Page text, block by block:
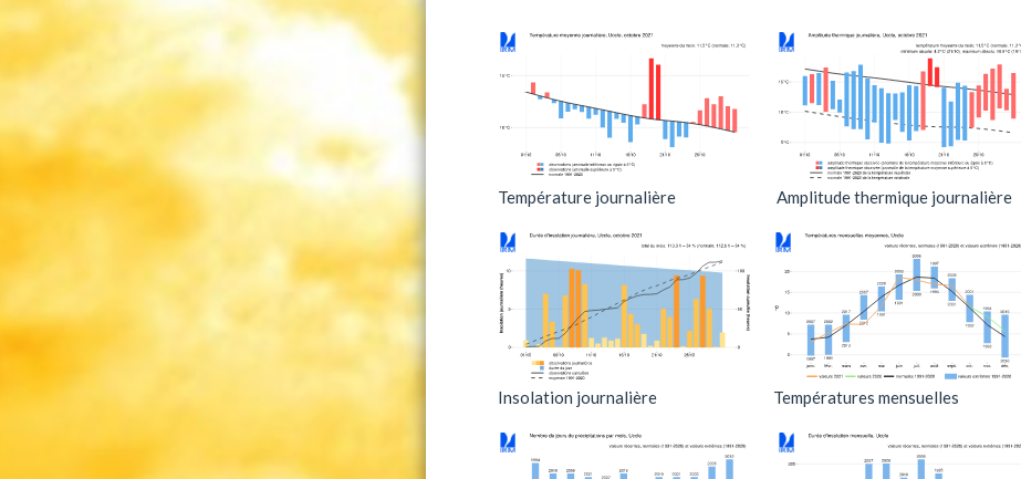
Température journalière Amplitude thermique journalière
Insolation journalière Températures mensuelles